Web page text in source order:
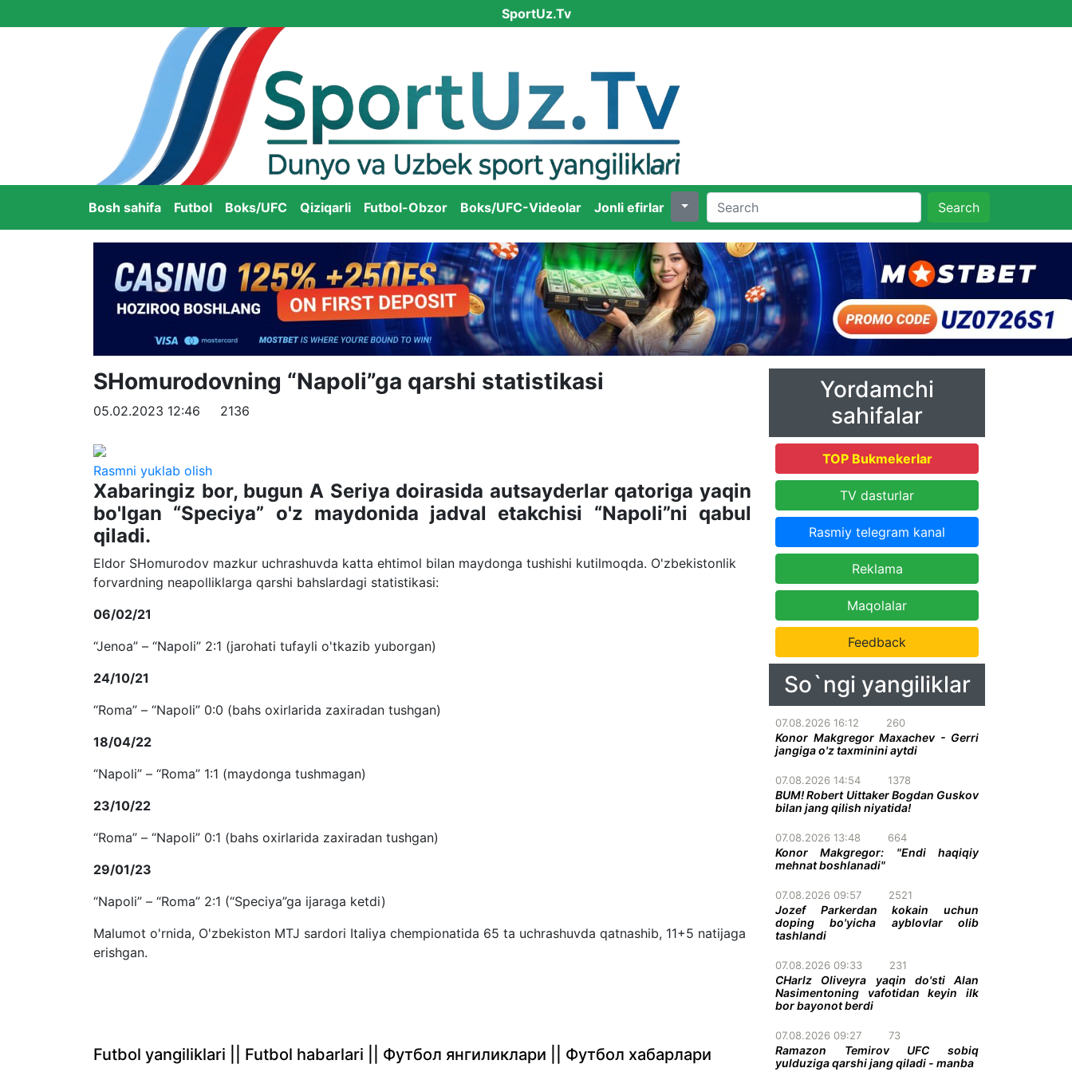
SportUz.Tv
Bosh sahifa Futbol Boks/UFC Qiziqarli Futbol-Obzor Boks/UFC-Videolar Jonli efirlar Search
SHomurodovning “Napoli”ga qarshi statistikasi
05.02.2023 12:46 2136
Rasmni yuklab olish
Xabaringiz bor, bugun A Seriya doirasida autsayderlar qatoriga yaqin
bo'lgan “Speciya” o'z maydonida jadval etakchisi “Napoli”ni qabul
qiladi.
Eldor SHomurodov mazkur uchrashuvda katta ehtimol bilan maydonga tushishi kutilmoqda. O'zbekistonlik
forvardning neapolliklarga qarshi bahslardagi statistikasi:
06/02/21
“Jenoa” – “Napoli” 2:1 (jarohati tufayli o'tkazib yuborgan)
24/10/21
“Roma” – “Napoli” 0:0 (bahs oxirlarida zaxiradan tushgan)
18/04/22
“Napoli” – “Roma” 1:1 (maydonga tushmagan)
23/10/22
“Roma” – “Napoli” 0:1 (bahs oxirlarida zaxiradan tushgan)
29/01/23
“Napoli” – “Roma” 2:1 (“Speciya”ga ijaraga ketdi)
Malumot o'rnida, O'zbekiston MTJ sardori Italiya chempionatida 65 ta uchrashuvda qatnashib, 11+5 natijaga
erishgan.
Futbol yangiliklari || Futbol habarlari || Футбол янгиликлари || Футбол хабарлари
Yordamchi
sahifalar
TOP Bukmekerlar
TV dasturlar
Rasmiy telegram kanal
Reklama
Maqolalar
Feedback
So`ngi yangiliklar
07.08.2026 16:12 260
Konor Makgregor Maxachev - Gerri
jangiga o'z taxminini aytdi
07.08.2026 14:54 1378
BUM! Robert Uittaker Bogdan Guskov
bilan jang qilish niyatida!
07.08.2026 13:48 664
Konor Makgregor: "Endi haqiqiy
mehnat boshlanadi"
07.08.2026 09:57 2521
Jozef Parkerdan kokain uchun
doping bo'yicha ayblovlar olib
tashlandi
07.08.2026 09:33 231
CHarlz Oliveyra yaqin do'sti Alan
Nasimentoning vafotidan keyin ilk
bor bayonot berdi
07.08.2026 09:27 73
Ramazon Temirov UFC sobiq
yulduziga qarshi jang qiladi - manba